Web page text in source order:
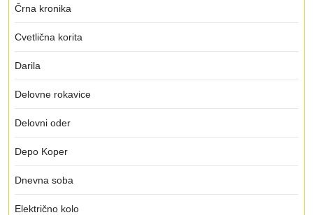
Črna kronika
Cvetlična korita
Darila
Delovne rokavice
Delovni oder
Depo Koper
Dnevna soba
Električno kolo